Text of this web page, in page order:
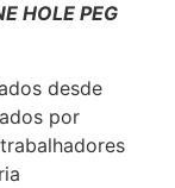
HOLE PEG
desde
por